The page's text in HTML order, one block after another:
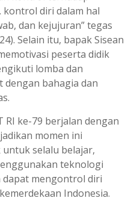
diri dalam hal
dan kejujuran” tegas
Selain itu, bapak Sisean
peserta didik
lomba dan
bahagia dan
RI ke-79 berjalan dengan
momen ini
selalu belajar,
teknologi
dapat mengontrol diri
Indonesia.